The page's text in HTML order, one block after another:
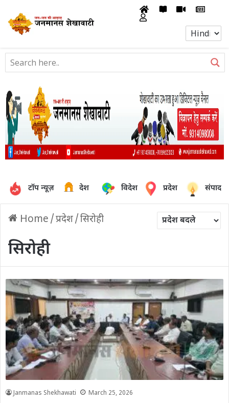
टॉप न्यूज़ देश विदेश प्रदेश
Home /प्रदेश/सिरोही
सिरोही
Janmanas Shekhawati March 25, 2026